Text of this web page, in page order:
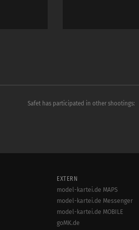
Safet has participated in other shootings:
EXTERN
model-kartei.de MAPS
model-kartei.de Messenger
model-kartei.de MOBILE
goMK.de